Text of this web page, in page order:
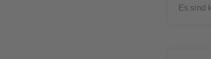
Es sind